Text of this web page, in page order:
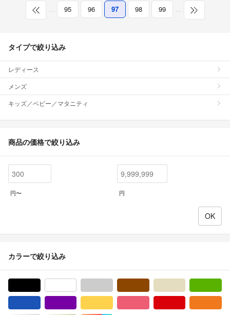
… 95 96 97 98 99 …
タイプで絞り込み
レディース
メンズ
キッズ／ベビー／マタニティ
商品の価格で絞り込み
円〜 円
カラーで絞り込み